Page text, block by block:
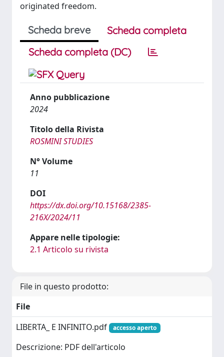
originated freedom.
Scheda breve
Scheda completa
Scheda completa (DC)
Anno pubblicazione
2024
Titolo della Rivista
ROSMINI STUDIES
N° Volume
11
DOI
https://dx.doi.org/10.15168/2385-
216X/2024/11
Appare nelle tipologie:
2.1 Articolo su rivista
File in questo prodotto:
File
LIBERTA_ E INFINITO.pdf
accesso aperto
Descrizione: PDF dell'articolo